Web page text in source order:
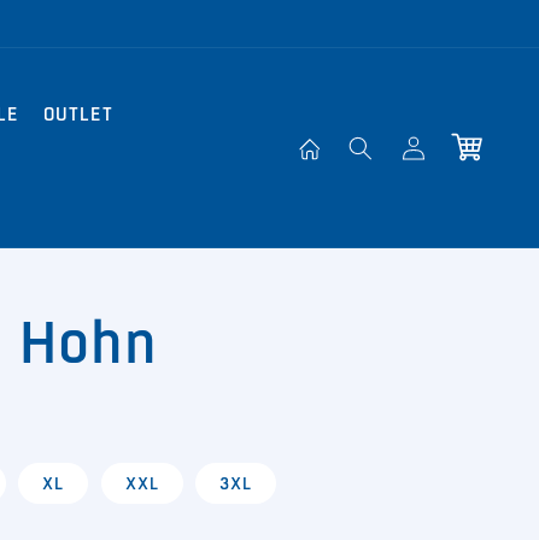
OUTLET
EinloggenWarenkorb
Hohn
XL XXL 3XL